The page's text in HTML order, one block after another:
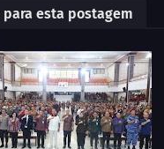
para esta postagem